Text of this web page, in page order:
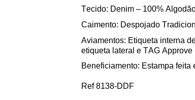
Tecido: Denim – 100%
Caimento: Despojado
Aviamentos: Etiqueta interna
etiqueta lateral e TAG Approve
Beneficiamento: Estampa feita
Ref 8138-DDF